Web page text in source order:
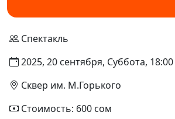
Спектакль
2025, 20 сентября, Суббота, 18:00
Сквер им. М.Горького
Стоимость: 600 сом